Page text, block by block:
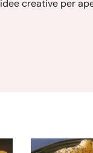
creative per